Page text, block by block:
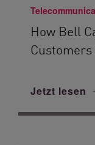
How Bell
Jetzt lesen